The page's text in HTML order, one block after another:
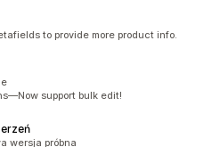
to provide more product info.
support bulk edit!
wersja próbna